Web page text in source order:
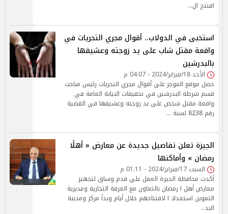
افتتح ال…
استخبى في الدولاب.. أقوال مجري التحريات في
واقعة مقتل شاب على يد زوجته وعشيقها
بالبدرشين
الأحد 18/فبراير/2024 - 04:07 م
حصل موقع الموجز على أقوال مجري التحريات رئيس مباحث
قسم شرطة البدرشين في تحقيقات النيابة العامة في
واقعة مقتل شخص على يد زوجته وعشيقها في القضية
رقم 8238 لسنة …
الجيزة تعلن تفاصيل جديدة عن معارض « أهلًا
رمضان » وأماكنها
السبت 17/فبراير/2024 - 01:11 م
أكدت محافظة الجيزة العمل على قدم وساق لتجهيز
معارض أهل ا رمضان بالتعاون مع الغرفة التجارية ومديرية
التموين استعداد ا لافتتاحهم خلال أيام وبدأ مركز ومدينة
البد…